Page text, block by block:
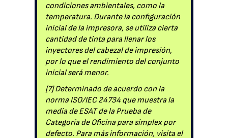
condiciones ambientales, como la
temperatura. Durante la configuración
inicial de la impresora, se utiliza cierta
cantidad de tinta para llenar los
inyectores del cabezal de impresión,
por lo que el rendimiento del conjunto
inicial será menor.
[7] Determinado de acuerdo con la
norma ISO/IEC 24734 que muestra la
media de ESAT de la Prueba de
Categoría de Oficina para simplex por
defecto. Para más información, visita el